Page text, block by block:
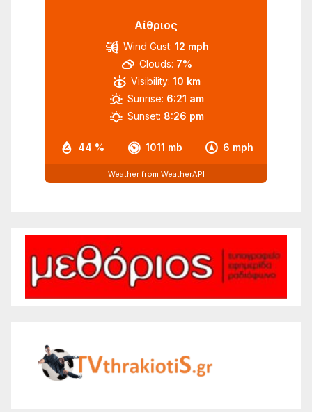
Αίθριος
44 % 1011 mb 6 mph
Wind Gust: 12 mph
Clouds: 7%
Visibility: 10 km
Sunrise: 6:21 am
Sunset: 8:26 pm
Weather from WeatherAPI